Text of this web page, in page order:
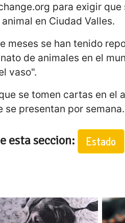
para exigir que
en Ciudad Valles.
meses se han tenido
de animales en el
vaso".
se tomen cartas en el
se presentan por semana.
esta seccion: Estado